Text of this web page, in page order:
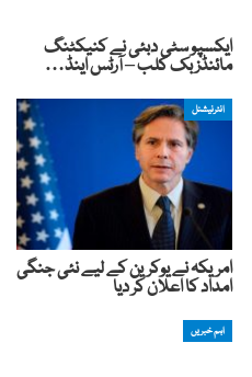
ایکسپو سٹی دبئی نے کنیکٹنگ
مائنڈز بک کلب – آرٹس اینڈ…
انٹرنیشنل
امریکہ نے یوکرین کے لیے نئی جنگی
امداد کا اعلان کر دیا
اہم خبریں